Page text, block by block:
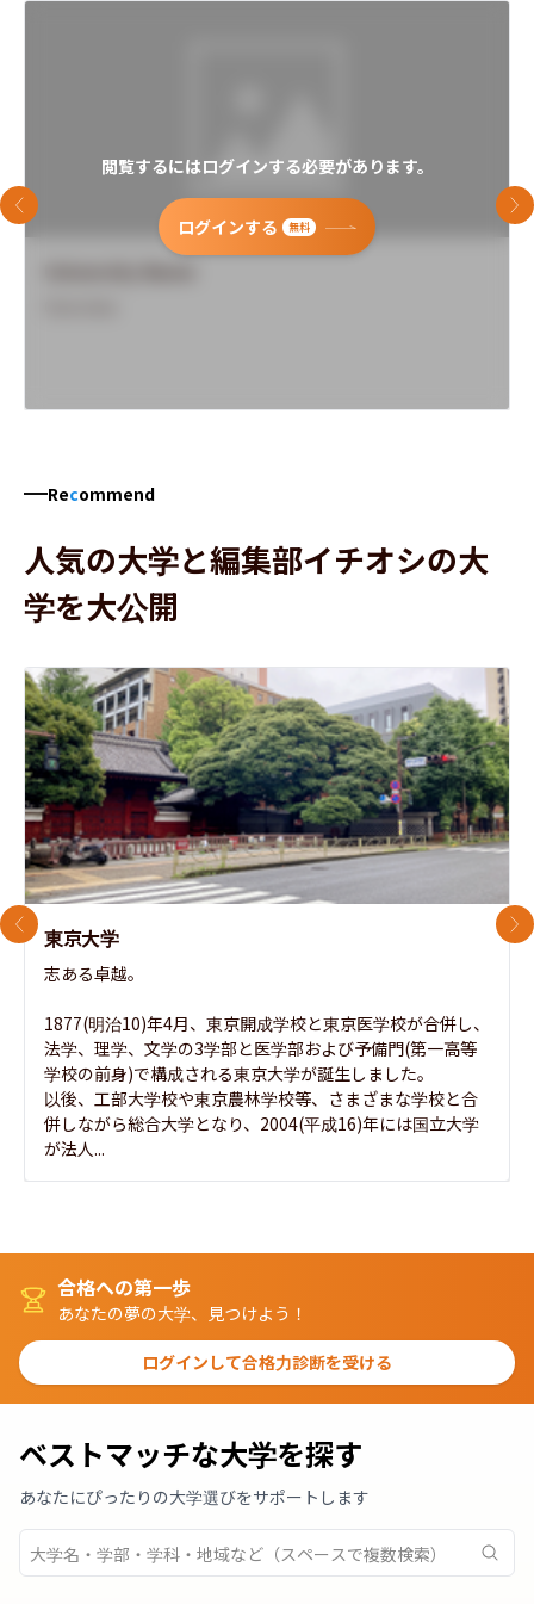
閲覧するにはログインする必要があります。
ログインする 無料
前のスライド 次
Recommend
人気の大学と編集部イチオシの大
学を大公開
東京大学
志ある卓越。
1877(明治10)年4月、東京開成学校と東京医学校が合併し、
法学、理学、文学の3学部と医学部および予備門(第一高等
学校の前身)で構成される東京大学が誕生しました。
以後、工部大学校や東京農林学校等、さまざまな学校と合
併しながら総合大学となり、2004(平成16)年には国立大学
が法人...
前のスライド 次
合格への第一歩
あなたの夢の大学、見つけよう！
ログインして合格力診断を受ける
ベストマッチな大学を探す
あなたにぴったりの大学選びをサポートします